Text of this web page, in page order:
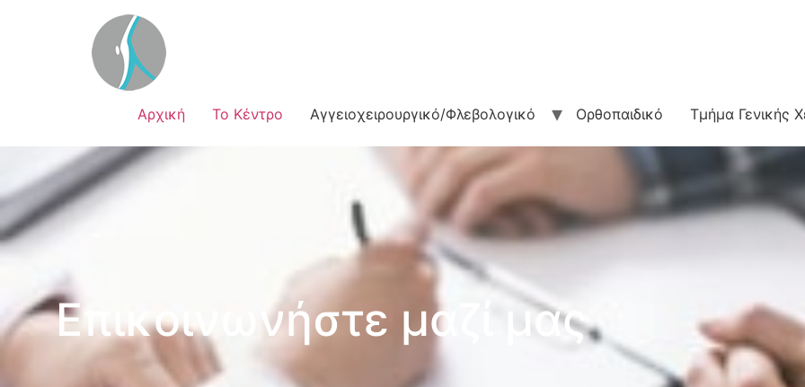
Αρχική Το Κέντρο Αγγειοχειρουργικό/Φλεβολογικό Ορθοπαιδικό Τμήμα Γενικής
Επικοινωνήστε μαζί μας